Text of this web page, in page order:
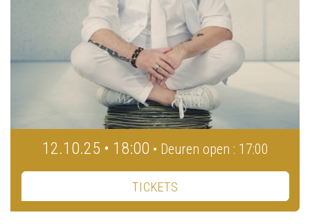
12.10.25 • 18:00 • Deuren open : 17:00
TICKETS